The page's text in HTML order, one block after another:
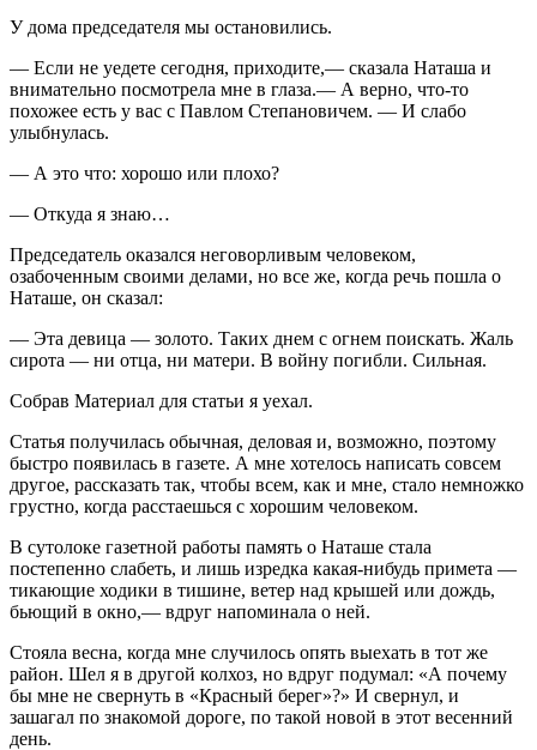
У дома председателя мы остановились.
— Если не уедете сегодня, приходите,— сказала Наташа и
внимательно посмотрела мне в глаза.— А верно, что-то
похожее есть у вас с Павлом Степановичем. — И слабо
улыбнулась.
— А это что: хорошо или плохо?
— Откуда я знаю…
Председатель оказался неговорливым человеком,
озабоченным своими делами, но все же, когда речь пошла о
Наташе, он сказал:
— Эта девица — золото. Таких днем с огнем поискать. Жаль
сирота — ни отца, ни матери. В войну погибли. Сильная.
Собрав Материал для статьи я уехал.
Статья получилась обычная, деловая и, возможно, поэтому
быстро появилась в газете. А мне хотелось написать совсем
другое, рассказать так, чтобы всем, как и мне, стало немножко
грустно, когда расстаешься с хорошим человеком.
В сутолоке газетной работы память о Наташе стала
постепенно слабеть, и лишь изредка какая-нибудь примета —
тикающие ходики в тишине, ветер над крышей или дождь,
бьющий в окно,— вдруг напоминала о ней.
Стояла весна, когда мне случилось опять выехать в тот же
район. Шел я в другой колхоз, но вдруг подумал: «А почему
бы мне не свернуть в «Красный берег»?» И свернул, и
зашагал по знакомой дороге, по такой новой в этот весенний
день.